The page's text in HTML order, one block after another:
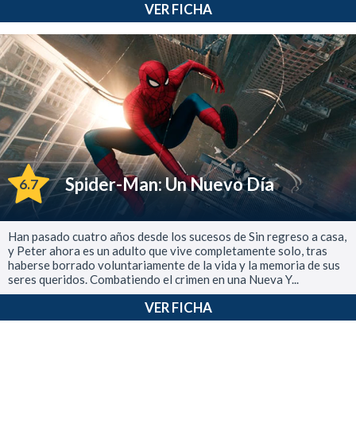
VER FICHA
6.7 Spider-Man: Un Nuevo Día
Han pasado cuatro años desde los sucesos de Sin regreso a casa,
y Peter ahora es un adulto que vive completamente solo, tras
haberse borrado voluntariamente de la vida y la memoria de sus
seres queridos. Combatiendo el crimen en una Nueva Y...
VER FICHA